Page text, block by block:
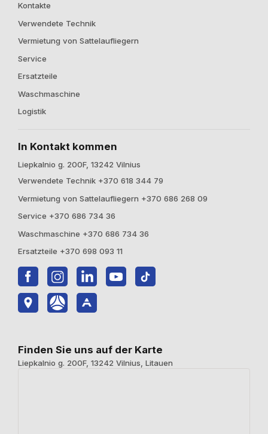
Kontakte
Verwendete Technik
Vermietung von Sattelaufliegern
Service
Ersatzteile
Waschmaschine
Logistik
In Kontakt kommen
Liepkalnio g. 200F, 13242 Vilnius
Verwendete Technik +370 618 344 79
Vermietung von Sattelaufliegern +370 686 268 09
Service +370 686 734 36
Waschmaschine +370 686 734 36
Ersatzteile +370 698 093 11
Finden Sie uns auf der Karte
Liepkalnio g. 200F, 13242 Vilnius, Litauen